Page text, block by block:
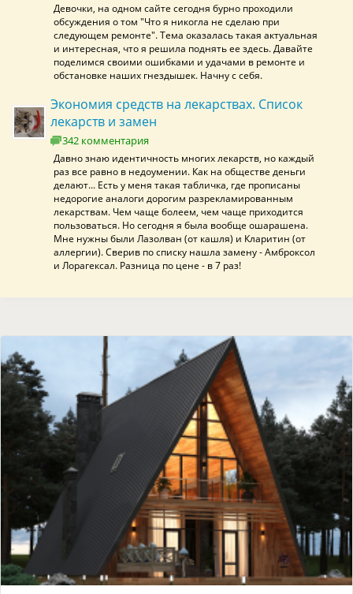
Девочки, на одном сайте сегодня бурно проходили
обсуждения о том "Что я никогла не сделаю при
следующем ремонте". Тема оказалась такая актуальная
и интересная, что я решила поднять ее здесь. Давайте
поделимся своими ошибками и удачами в ремонте и
обстановке наших гнездышек. Начну с себя.
Экономия средств на лекарствах. Список
лекарств и замен
342 комментария
Давно знаю идентичность многих лекарств, но каждый
раз все равно в недоумении. Как на обществе деньги
делают... Есть у меня такая табличка, где прописаны
недорогие аналоги дорогим разрекламированным
лекарствам. Чем чаще болеем, чем чаще приходится
пользоваться. Но сегодня я была вообще ошарашена.
Мне нужны были Лазолван (от кашля) и Кларитин (от
аллергии). Сверив по списку нашла замену - Амброксол
и Лорагексал. Разница по цене - в 7 раз!